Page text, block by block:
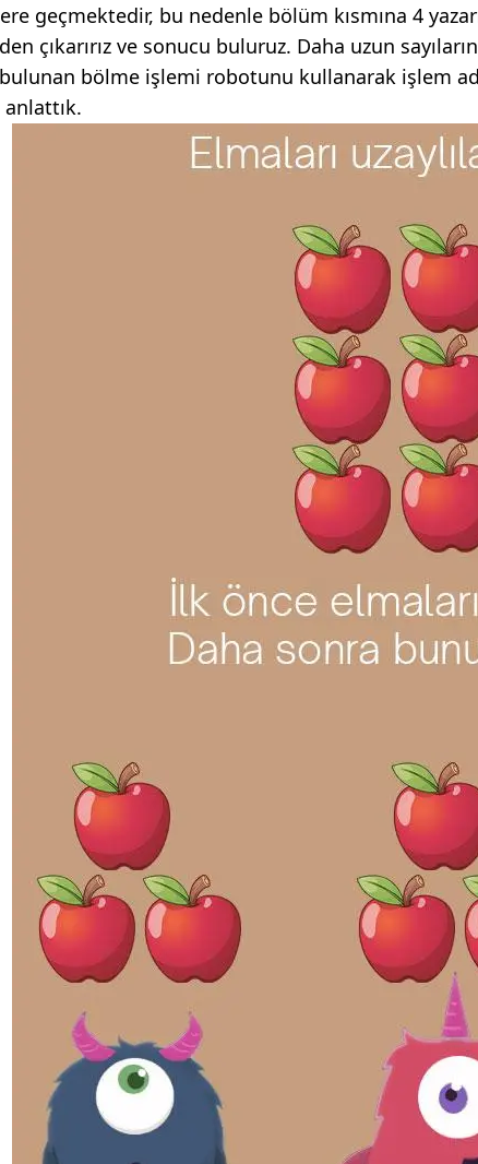
geçmektedir, bu nedenle bölüm kısmına 4
çıkarırız ve sonucu buluruz. Daha uzun
bölme işlemi robotunu kullanarak işlem
anlattık.